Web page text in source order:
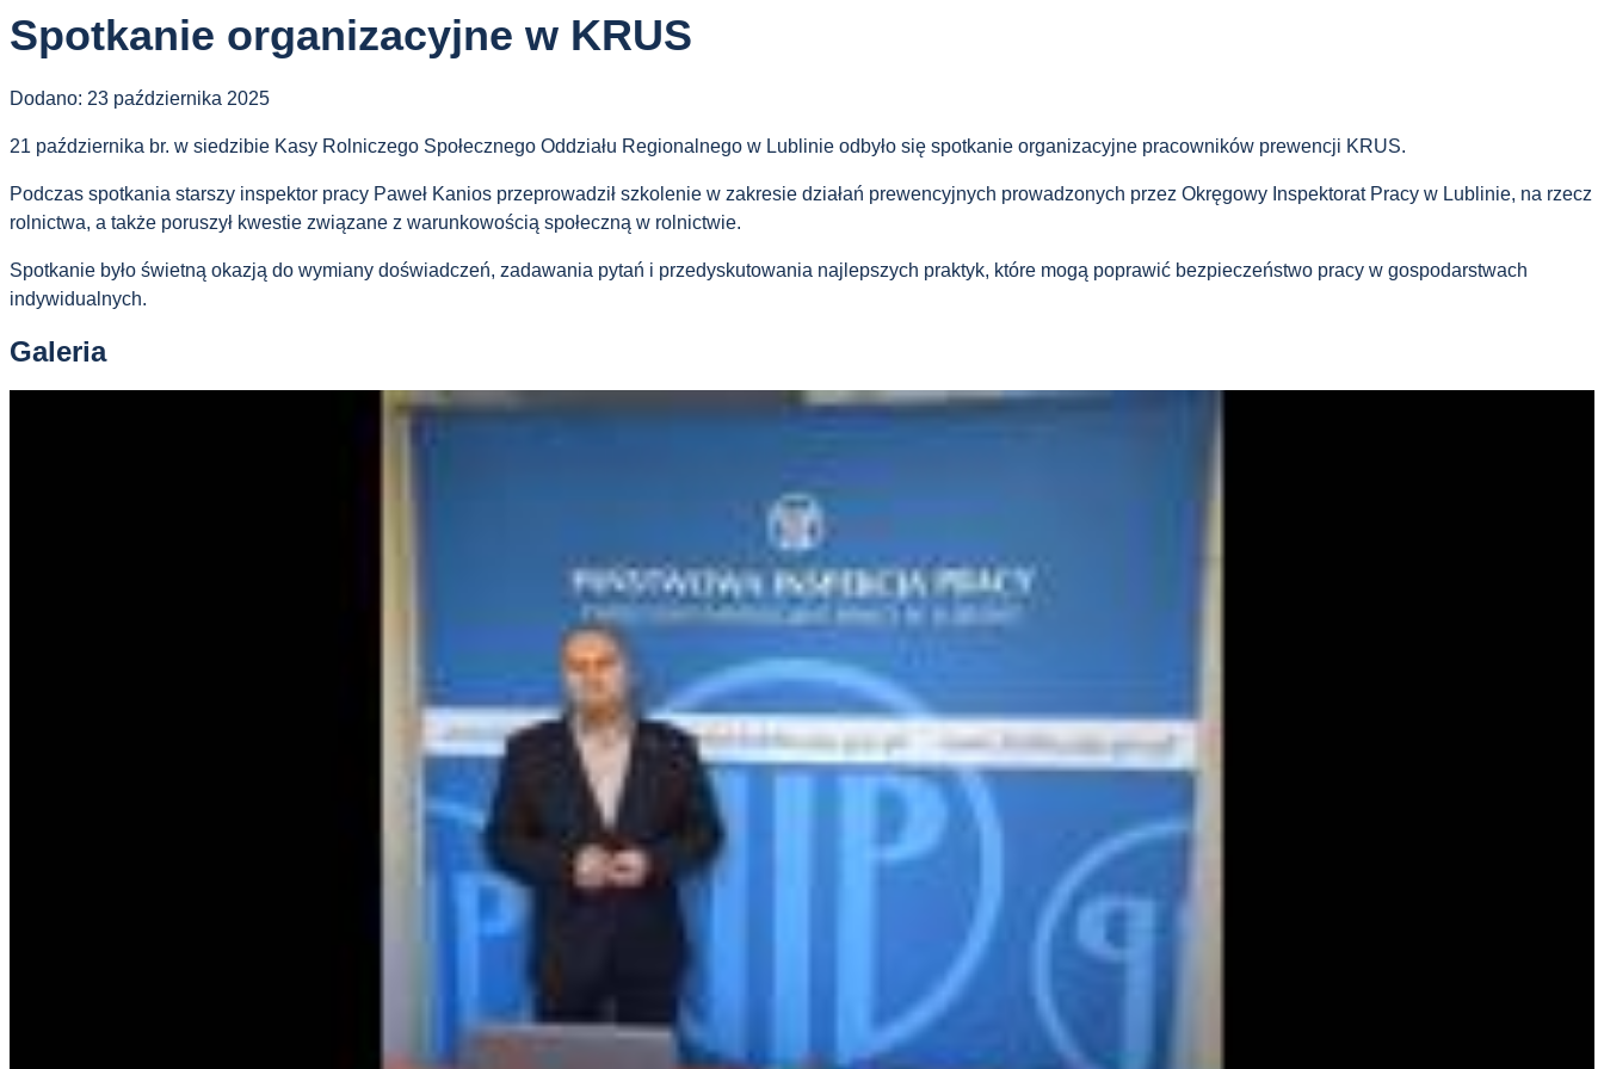
Spotkanie organizacyjne w KRUS
Dodano: 23 października 2025
21 października br. w siedzibie Kasy Rolniczego Społecznego Oddziału Regionalnego w Lublinie odbyło się spotkanie organizacyjne pracowników prewencji KRUS.
Podczas spotkania starszy inspektor pracy Paweł Kanios przeprowadził szkolenie w zakresie działań prewencyjnych prowadzonych przez Okręgowy Inspektorat Pracy w Lublinie, na rzecz
rolnictwa, a także poruszył kwestie związane z warunkowością społeczną w rolnictwie.
Spotkanie było świetną okazją do wymiany doświadczeń, zadawania pytań i przedyskutowania najlepszych praktyk, które mogą poprawić bezpieczeństwo pracy w gospodarstwach
indywidualnych.
Galeria